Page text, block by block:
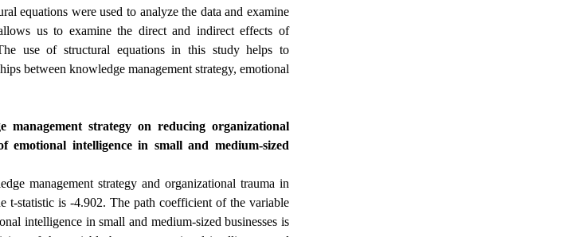
equations were used to analyze the data and examine
us to examine the direct and indirect effects of
use of structural equations in this study helps to
between knowledge management strategy, emotional
management strategy on reducing organizational
intelligence in small and medium-sized
management strategy and organizational trauma in
t-statistic is -4.902. The path coefficient of the variable
intelligence in small and medium-sized businesses is